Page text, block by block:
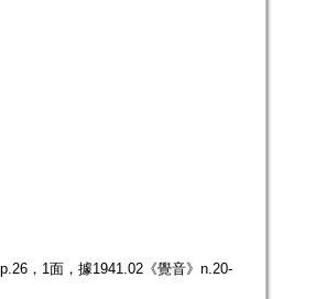
，1面，據1941.02《覺音》n.20-